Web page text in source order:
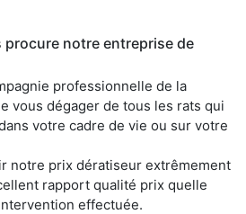
procure notre entreprise de
professionnelle de la
vous dégager de tous les rats qui
votre cadre de vie ou sur votre
notre prix dératiseur extrêmement
rapport qualité prix quelle
effectuée.